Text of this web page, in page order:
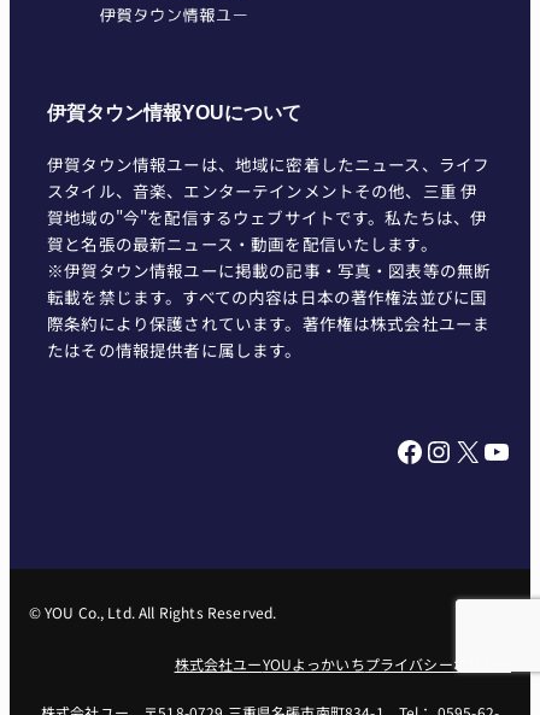
伊賀タウン情報YOUについて
伊賀タウン情報ユーは、地域に密着したニュース、ライフ
スタイル、音楽、エンターテインメントその他、三重 伊
賀地域の"今"を配信するウェブサイトです。私たちは、伊
賀と名張の最新ニュース・動画を配信いたします。
※伊賀タウン情報ユーに掲載の記事・写真・図表等の無断
転載を禁じます。すべての内容は日本の著作権法並びに国
際条約により保護されています。著作権は株式会社ユーま
たはその情報提供者に属します。
Facebook InstagramX YouTube
© YOU Co., Ltd. All Rights Reserved.
株式会社ユーYOUよっかいちプライバシーポリシー